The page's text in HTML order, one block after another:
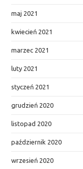
maj 2021
kwiecień 2021
marzec 2021
luty 2021
styczeń 2021
grudzień 2020
listopad 2020
październik 2020
wrzesień 2020